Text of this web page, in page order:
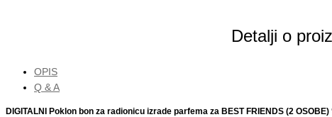
Detalji o
OPIS
Q & A
DIGITALNI Poklon bon za radionicu izrade parfema za BEST FRIENDS (2 OSOBE)